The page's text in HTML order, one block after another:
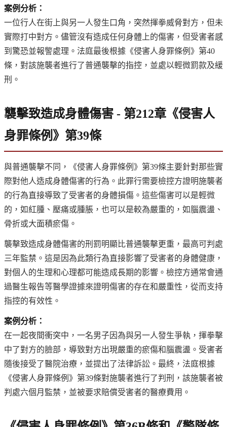
案例分析：
一位行人在街上與另一人發生口角，突然揮拳威脅對方，但未
實際打中對方。儘管沒有造成任何身體上的傷害，但受害者感
到驚恐並報警處理。法庭最後根據《侵害人身罪條例》第40
條，對該施襲者進行了普通襲擊的指控，並處以輕微罰款及緩
刑。
襲擊致造成身體傷害 - 第212章《侵害人
身罪條例》第39條
與普通襲擊不同，《侵害人身罪條例》第39條主要針對那些實
際對他人造成身體傷害的行為。此罪行需要檢控方證明施襲者
的行為直接導致了受害者的身體損傷。這些傷害可以是輕微
的，如紅腫、壓痛或腫脹，也可以是較為嚴重的，如腦震盪、
骨折或大面積瘀傷。
襲擊致造成身體傷害的刑罰明顯比普通襲擊更重，最高可判處
三年監禁。這是因為此類行為直接影響了受害者的身體健康，
對個人的生理和心理都可能造成長期的影響。檢控方通常會通
過醫生報告等醫學證據來證明傷害的存在和嚴重性，從而支持
指控的有效性。
案例分析：
在一起夜間衝突中，一名男子因為與另一人發生爭執，揮拳擊
中了對方的臉部，導致對方出現嚴重的瘀傷和腦震盪。受害者
隨後接受了醫院治療，並提出了法律訴訟。最終，法庭根據
《侵害人身罪條例》第39條對施襲者進行了判刑，該施襲者被
判處六個月監禁，並被要求賠償受害者的醫療費用。